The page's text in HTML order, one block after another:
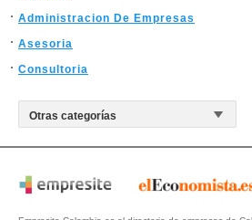
Administracion De Empresas
Asesoria
Consultoria